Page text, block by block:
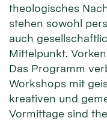
theologisches
stehen sowohl
auch
Mittelpunkt.
Das Programm
Workshops mit
kreativen und
Vormittage sind